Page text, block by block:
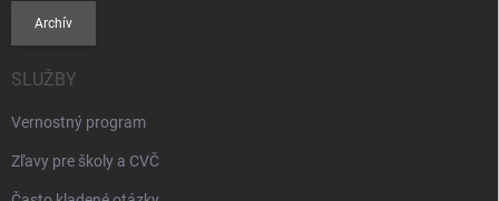
Archív
SLUŽBY
Vernostný program
Zľavy pre školy a CVČ